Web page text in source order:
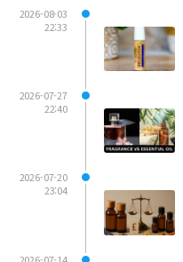
2026-08-03
22:33
2026-07-27
22:40
2026-07-20
23:04
2026-07-14